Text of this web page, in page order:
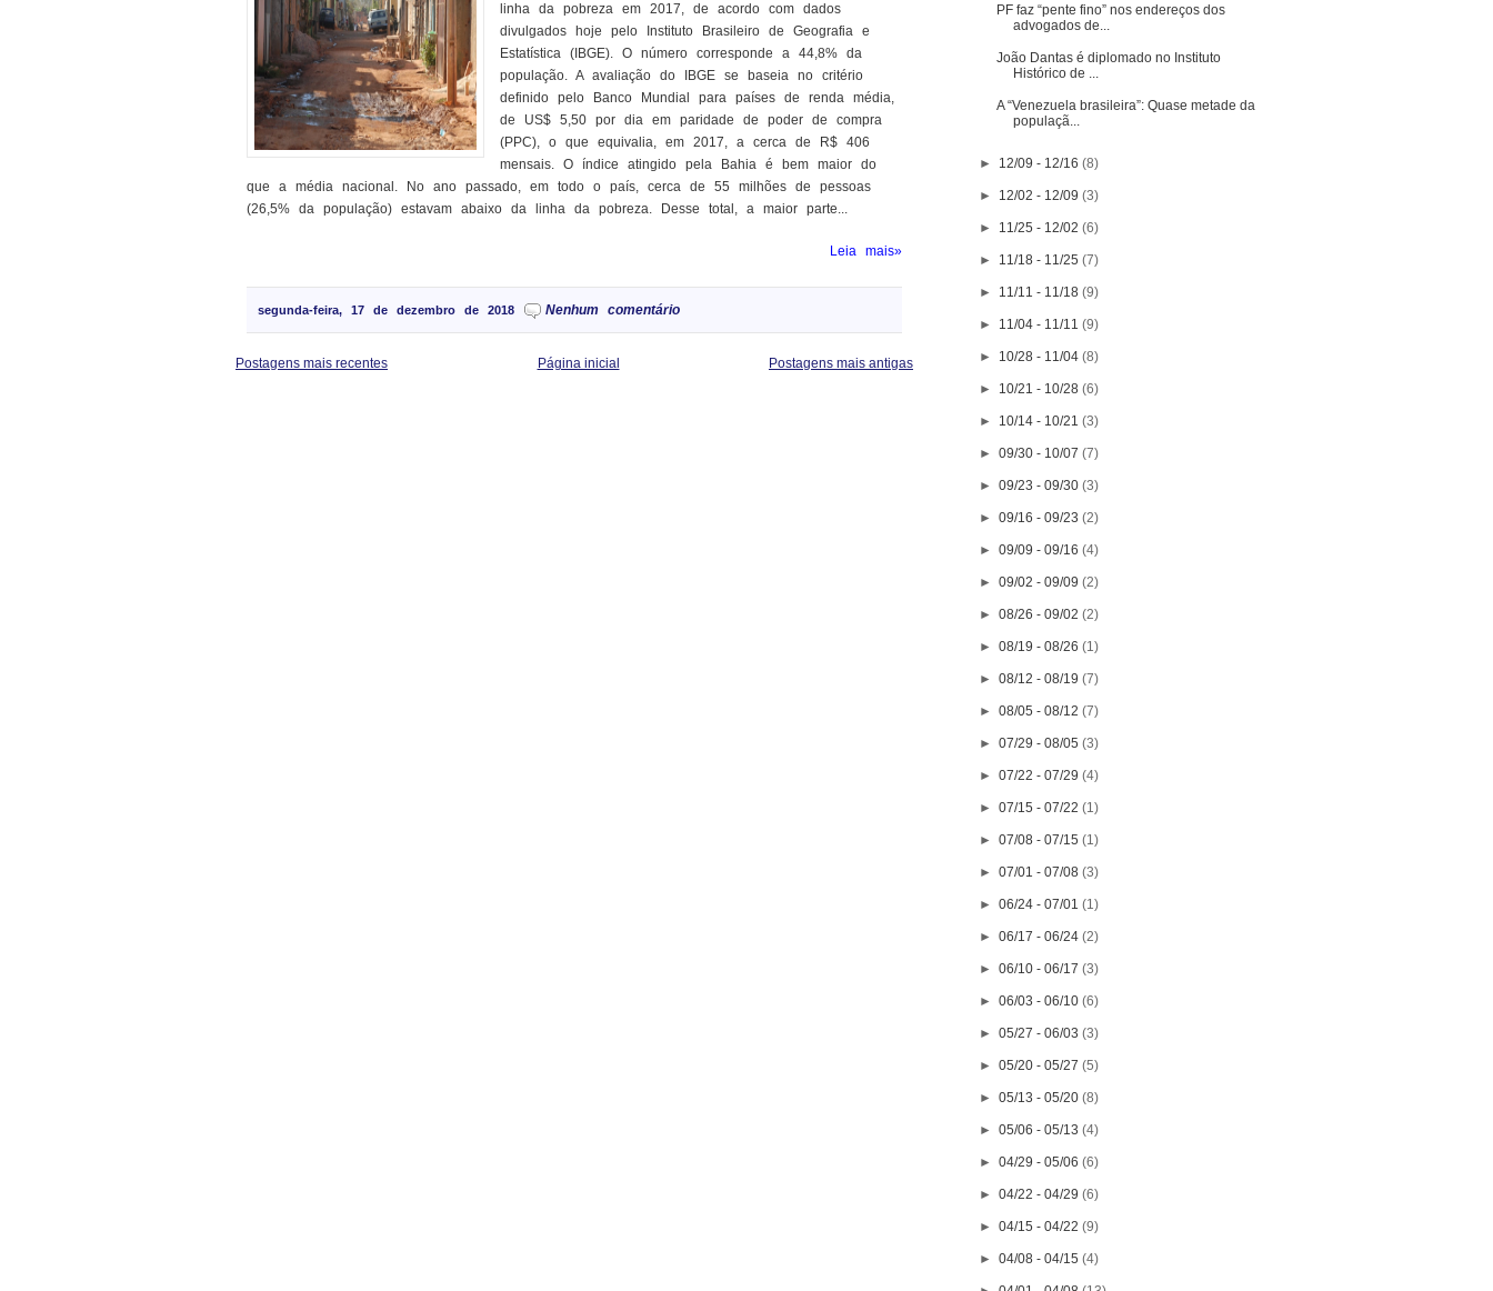
linha da pobreza em 2017, de acordo com dados
divulgados hoje pelo Instituto Brasileiro de Geografia e
Estatística (IBGE). O número corresponde a 44,8% da
população. A avaliação do IBGE se baseia no critério
definido pelo Banco Mundial para países de renda média,
de US$ 5,50 por dia em paridade de poder de compra
(PPC), o que equivalia, em 2017, a cerca de R$ 406
mensais. O índice atingido pela Bahia é bem maior do
que a média nacional. No ano passado, em todo o país, cerca de 55 milhões de pessoas
(26,5% da população) estavam abaixo da linha da pobreza. Desse total, a maior parte...
Leia mais»
segunda-feira, 17 de dezembro de 2018 Nenhum comentário
Postagens mais recentes Postagens mais antigas
Página inicial
PF faz “pente fino” nos endereços dos
advogados de...
João Dantas é diplomado no Instituto
Histórico de ...
A “Venezuela brasileira”: Quase metade da
populaçã...
► 12/09 - 12/16(8)
► 12/02 - 12/09(3)
► 11/25 - 12/02(6)
► 11/18 - 11/25(7)
► 11/11 - 11/18(9)
► 11/04 - 11/11(9)
► 10/28 - 11/04(8)
► 10/21 - 10/28(6)
► 10/14 - 10/21(3)
►09/30 - 10/07(7)
►09/23 - 09/30(3)
►09/16 - 09/23(2)
►09/09 - 09/16(4)
►09/02 - 09/09(2)
►08/26 - 09/02(2)
►08/19 - 08/26(1)
►08/12 - 08/19(7)
►08/05 - 08/12(7)
►07/29 - 08/05(3)
►07/22 - 07/29(4)
►07/15 - 07/22(1)
►07/08 - 07/15(1)
►07/01 - 07/08(3)
►06/24 - 07/01(1)
►06/17 - 06/24(2)
►06/10 - 06/17(3)
►06/03 - 06/10(6)
►05/27 - 06/03(3)
►05/20 - 05/27(5)
►05/13 - 05/20(8)
►05/06 - 05/13(4)
►04/29 - 05/06(6)
►04/22 - 04/29(6)
►04/15 - 04/22(9)
►04/08 - 04/15(4)